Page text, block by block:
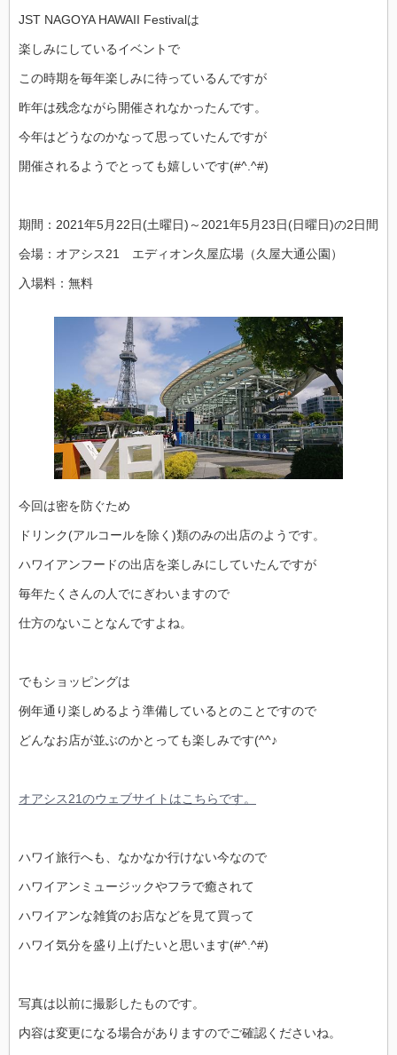
JST NAGOYA HAWAII Festivalは
楽しみにしているイベントで
この時期を毎年楽しみに待っているんですが
昨年は残念ながら開催されなかったんです。
今年はどうなのかなって思っていたんですが
開催されるようでとっても嬉しいです(#^.^#)
期間：2021年5月22日(土曜日)～2021年5月23日(日曜日)の2日間
会場：オアシス21 エディオン久屋広場（久屋大通公園）
入場料：無料
今回は密を防ぐため
ドリンク(アルコールを除く)類のみの出店のようです。
ハワイアンフードの出店を楽しみにしていたんですが
毎年たくさんの人でにぎわいますので
仕方のないことなんですよね。
でもショッピングは
例年通り楽しめるよう準備しているとのことですので
どんなお店が並ぶのかとっても楽しみです(^^♪
オアシス21のウェブサイトはこちらです。
ハワイ旅行へも、なかなか行けない今なので
ハワイアンミュージックやフラで癒されて
ハワイアンな雑貨のお店などを見て買って
ハワイ気分を盛り上げたいと思います(#^.^#)
写真は以前に撮影したものです。
内容は変更になる場合がありますのでご確認くださいね。